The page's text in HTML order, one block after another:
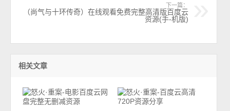
下一篇：
（尚气与十环传奇）在线观看免费完整高清版百度云
资源(手-机版)
相关文章